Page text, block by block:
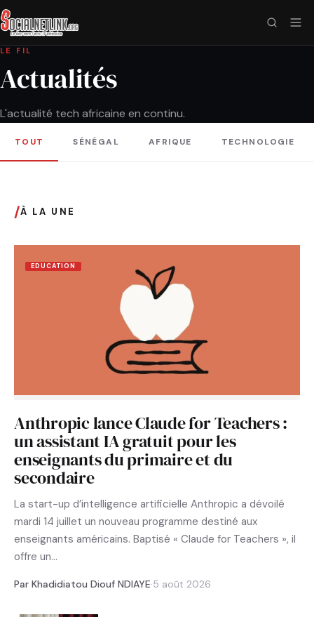
LE FIL
Actualités
L'actualité tech africaine en continu.
TOUT SÉNÉGAL AFRIQUE TECHNOLOGIE
/À LA UNE
EDUCATION
Anthropic lance Claude for Teachers :
un assistant IA gratuit pour les
enseignants du primaire et du
secondaire
La start-up d’intelligence artificielle Anthropic a dévoilé
mardi 14 juillet un nouveau programme destiné aux
enseignants américains. Baptisé « Claude for Teachers », il
offre un…
Par Khadidiatou Diouf NDIAYE·5 août 2026